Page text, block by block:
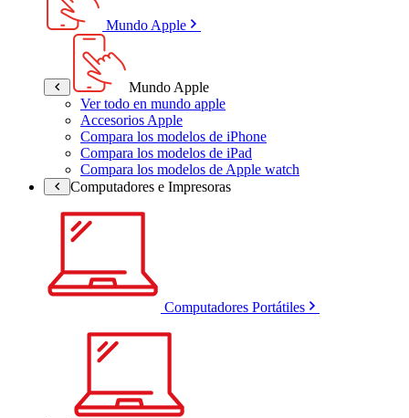
Mundo Apple
Mundo Apple
Ver todo en mundo apple
Accesorios Apple
Compara los modelos de iPhone
Compara los modelos de iPad
Compara los modelos de Apple watch
Computadores e Impresoras
Computadores Portátiles